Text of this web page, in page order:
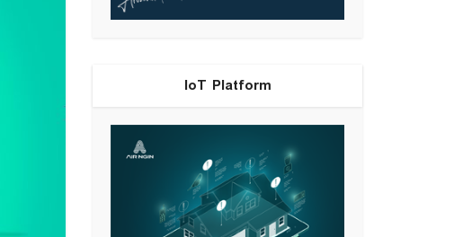
IoT Platform